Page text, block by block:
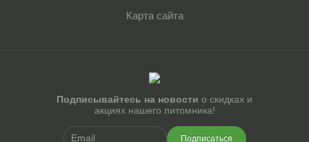
Карта сайта
Подписывайтесь на новости о скидках и
акциях нашего питомника!
Подписаться